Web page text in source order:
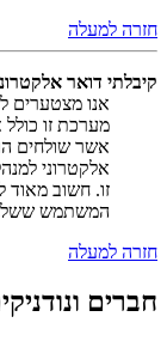
חזרה למעלה
קיבלתי דואר
אנו מצטערים
מערכת זו
אשר שולחים
אלקטרוני
זו. חשוב
המשתמש ששלח
חזרה למעלה
חברים